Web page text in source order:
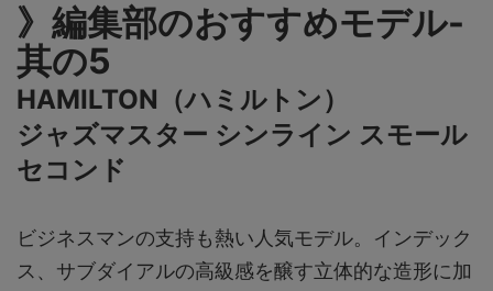
》編集部のおすすめモデル-
其の5
HAMILTON（ハミルトン）
ジャズマスター シンライン スモール
セコンド
ビジネスマンの支持も熱い人気モデル。インデック
ス、サブダイアルの高級感を醸す立体的な造形に加